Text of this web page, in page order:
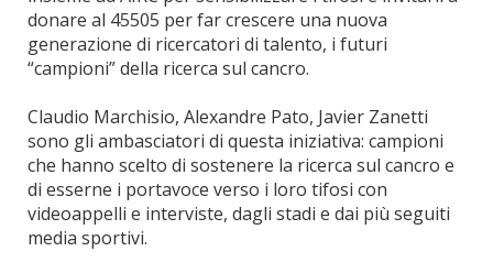
donare al 45505 per far crescere una nuova
generazione di ricercatori di talento, i futuri
“campioni” della ricerca sul cancro.
Claudio Marchisio, Alexandre Pato, Javier Zanetti
sono gli ambasciatori di questa iniziativa: campioni
che hanno scelto di sostenere la ricerca sul cancro e
di esserne i portavoce verso i loro tifosi con
videoappelli e interviste, dagli stadi e dai più seguiti
media sportivi.